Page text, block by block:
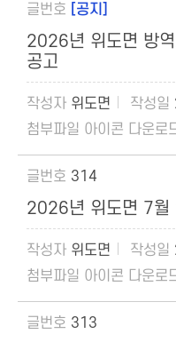
[공지]
2026년 위도면 방
공고
위도면
314
2026년 위도면 7월
위도면
313